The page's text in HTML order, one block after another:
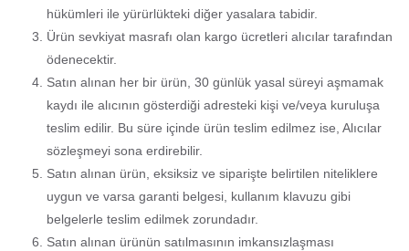
hükümleri ile yürürlükteki diğer yasalara tabidir.
Ürün sevkiyat masrafı olan kargo ücretleri alıcılar tarafından
ödenecektir.
Satın alınan her bir ürün, 30 günlük yasal süreyi aşmamak
kaydı ile alıcının gösterdiği adresteki kişi ve/veya kuruluşa
teslim edilir. Bu süre içinde ürün teslim edilmez ise, Alıcılar
sözleşmeyi sona erdirebilir.
Satın alınan ürün, eksiksiz ve siparişte belirtilen niteliklere
uygun ve varsa garanti belgesi, kullanım klavuzu gibi
belgelerle teslim edilmek zorundadır.
Satın alınan ürünün satılmasının imkansızlaşması